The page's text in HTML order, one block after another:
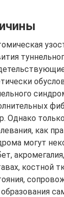
Однако
как
могут
костной